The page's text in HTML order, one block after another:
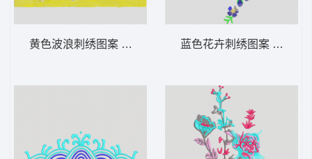
黄色波浪刺绣图案 波浪 蓝色花卉刺绣图案 靓花 汉